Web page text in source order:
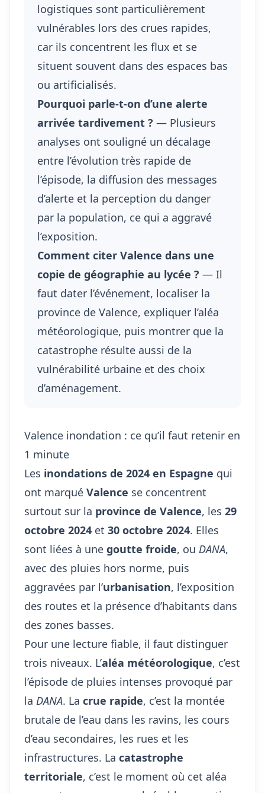
logistiques sont particulièrement
vulnérables lors des crues rapides,
car ils concentrent les flux et se
situent souvent dans des espaces bas
ou artificialisés.
Pourquoi parle-t-on d’une alerte
arrivée tardivement ? — Plusieurs
analyses ont souligné un décalage
entre l’évolution très rapide de
l’épisode, la diffusion des messages
d’alerte et la perception du danger
par la population, ce qui a aggravé
l’exposition.
Comment citer Valence dans une
copie de géographie au lycée ? — Il
faut dater l’événement, localiser la
province de Valence, expliquer l’aléa
météorologique, puis montrer que la
catastrophe résulte aussi de la
vulnérabilité urbaine et des choix
d’aménagement.
Valence inondation : ce qu’il faut retenir en
1 minute
Les inondations de 2024 en Espagne qui
ont marqué Valence se concentrent
surtout sur la province de Valence, les 29
octobre 2024 et 30 octobre 2024. Elles
sont liées à une goutte froide, ou DANA,
avec des pluies hors norme, puis
aggravées par l’urbanisation, l’exposition
des routes et la présence d’habitants dans
des zones basses.
Pour une lecture fiable, il faut distinguer
trois niveaux. L’aléa météorologique, c’est
l’épisode de pluies intenses provoqué par
la DANA. La crue rapide, c’est la montée
brutale de l’eau dans les ravins, les cours
d’eau secondaires, les rues et les
infrastructures. La catastrophe
territoriale, c’est le moment où cet aléa